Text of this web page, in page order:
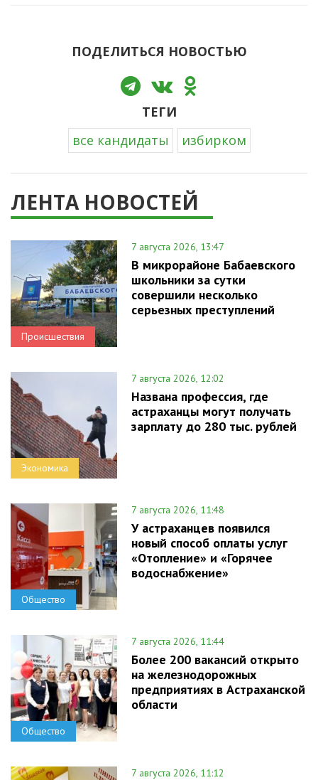
ПОДЕЛИТЬСЯ НОВОСТЬЮ
ТЕГИ
все кандидаты
избирком
ЛЕНТА НОВОСТЕЙ
Происшествия
7 августа 2026, 13:47
В микрорайоне Бабаевского
школьники за сутки
совершили несколько
серьезных преступлений
Экономика
7 августа 2026, 12:02
Названа профессия, где
астраханцы могут получать
зарплату до 280 тыс. рублей
Общество
7 августа 2026, 11:48
У астраханцев появился
новый способ оплаты услуг
«Отопление» и «Горячее
водоснабжение»
Общество
7 августа 2026, 11:44
Более 200 вакансий открыто
на железнодорожных
предприятиях в Астраханской
области
7 августа 2026, 11:12